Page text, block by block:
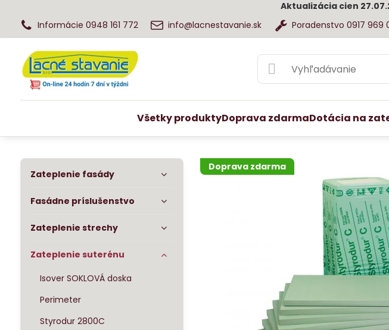
Aktualizácia cien
Informácie 0948 161 772
info@lacnestavanie.sk Poradenstvo 0917 969
Všetky produktyDoprava zdarmaDotácia na
Doprava zdarma
Zateplenie fasády
Fasádne príslušenstvo
Zateplenie strechy
Zateplenie suterénu
Isover SOKLOVÁ doska
Perimeter
Styrodur 2800C